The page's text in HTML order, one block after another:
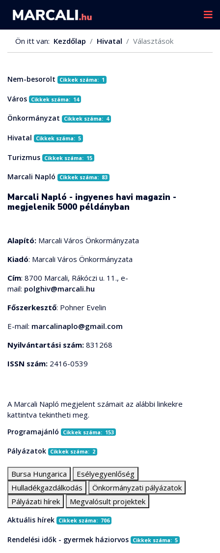
Ön itt van: Kezdőlap Hivatal Választások
Nem-besorolt Cikkek száma: 1
Város Cikkek száma: 14
Önkormányzat Cikkek száma: 4
Hivatal Cikkek száma: 5
Turizmus Cikkek száma: 15
Marcali Napló Cikkek száma: 83
Marcali Napló - ingyenes havi magazin -
megjelenik 5000 példányban
Alapító: Marcali Város Önkormányzata
Kiadó: Marcali Város Önkormányzata
Cím: 8700 Marcali, Rákóczi u. 11., e-
mail: polghiv@marcali.hu
Főszerkesztő: Pohner Evelin
E-mail: marcalinaplo@gmail.com
Nyilvántartási szám: 831268
ISSN szám: 2416-0539
A Marcali Napló megjelent számait az alábbi linkekre
kattintva tekintheti meg.
Programajánló Cikkek száma: 153
Pályázatok Cikkek száma: 2
Bursa Hungarica
Esélyegyenlőség
Hulladékgazdálkodás
Önkormányzati pályázatok
Pályázati hírek
Megvalósult projektek
Aktuális hírek Cikkek száma: 706
Rendelési idők - gyermek háziorvos Cikkek száma: 5